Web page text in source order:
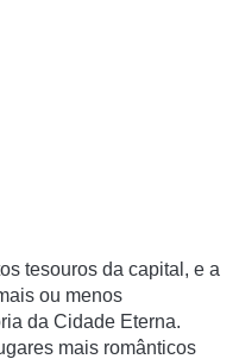
tesouros da capital, e a
ou menos
da Cidade Eterna.
mais românticos